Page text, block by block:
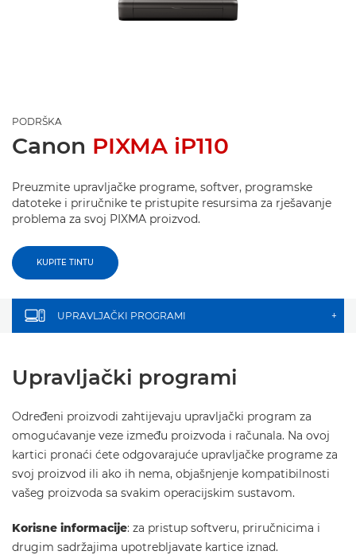
PODRŠKA
Canon PIXMA iP110
Preuzmite upravljačke programe, softver, programske
datoteke i priručnike te pristupite resursima za rješavanje
problema za svoj PIXMA proizvod.
KUPITE TINTU
UPRAVLJAČKI PROGRAMI +
Upravljački programi
Određeni proizvodi zahtijevaju upravljački program za
omogućavanje veze između proizvoda i računala. Na ovoj
kartici pronaći ćete odgovarajuće upravljačke programe za
svoj proizvod ili ako ih nema, objašnjenje kompatibilnosti
vašeg proizvoda sa svakim operacijskim sustavom.
Korisne informacije: za pristup softveru, priručnicima i
drugim sadržajima upotrebljavate kartice iznad.